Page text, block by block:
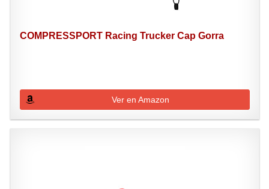
COMPRESSPORT Racing Trucker Cap Gorra
Ver en Amazon